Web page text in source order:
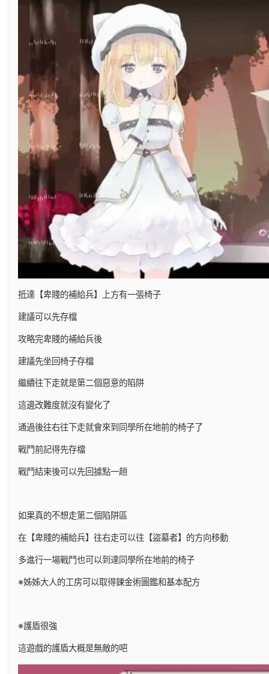
抵達【卑賤的補給兵】上方有一張椅子
建議可以先存檔
攻略完卑賤的補給兵後
建議先坐回椅子存檔
繼續往下走就是第二個惡意的陷阱
這邊改難度就沒有變化了
通過後往右往下走就會來到同學所在地前的椅子了
戰鬥前記得先存檔
戰鬥結束後可以先回據點一趟
如果真的不想走第二個陷阱區
在【卑賤的補給兵】往右走可以往【盜墓者】的方向移動
多進行一場戰鬥也可以到達同學所在地前的椅子
※姊姊大人的工房可以取得鍊金術圖鑑和基本配方
※護盾很強
這遊戲的護盾大概是無敵的吧